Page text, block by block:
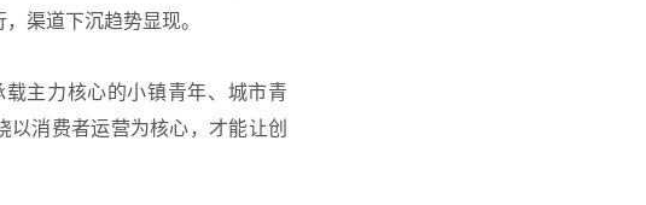
渠道下沉趋势显现。
主力核心的小镇青年、城市青
消费者运营为核心，才能让创